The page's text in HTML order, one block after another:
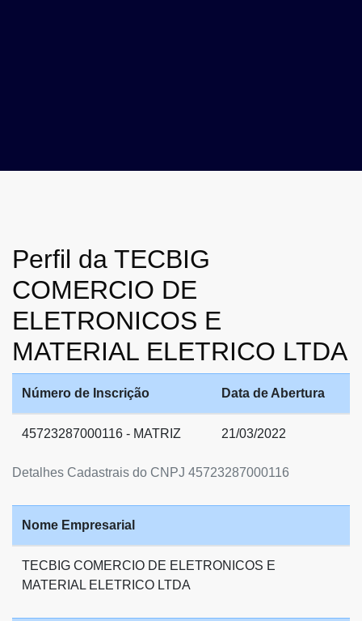
Perfil da TECBIG
COMERCIO DE
ELETRONICOS E
MATERIAL ELETRICO LTDA
Detalhes Cadastrais do CNPJ 45723287000116
Número de Inscrição Data de Abertura
45723287000116 - MATRIZ 21/03/2022
Nome Empresarial
TECBIG COMERCIO DE ELETRONICOS E
MATERIAL ELETRICO LTDA